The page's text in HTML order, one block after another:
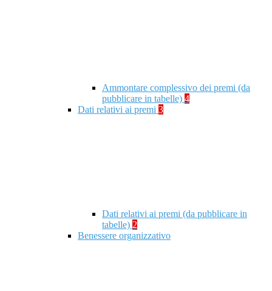
Ammontare complessivo dei premi (da
pubblicare in tabelle) 4
Dati relativi ai premi 3
Dati relativi ai premi (da pubblicare in
tabelle) 2
Benessere organizzativo